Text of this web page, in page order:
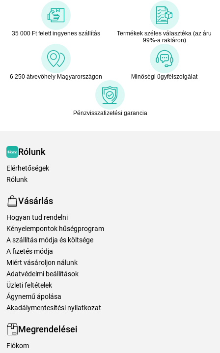
35 000 Ft felett ingyenes szállítás
Termékek széles választéka (az áru
99%-a raktáron)
6 250 átvevőhely Magyarországon Minőségi ügyfélszolgálat
Pénzvisszafizetési garancia
Rólunk
Elérhetőségek
Rólunk
Vásárlás
Hogyan tud rendelni
Kényelempontok hűségprogram
A szállítás módja és költsége
A fizetés módja
Miért vásároljon nálunk
Adatvédelmi beállítások
Üzleti feltételek
Ágynemű ápolása
Akadálymentesítési nyilatkozat
Megrendelései
Fiókom